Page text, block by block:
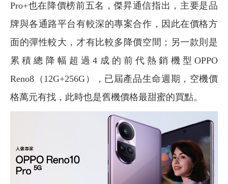
Pro+也在降價榜前五名，傑昇通信指出，主要是品
牌與各通路平台有較深的專案合作，因此在價格方
面的彈性較大，才有比較多降價空間；另一款則是
累積總降幅超過4成的前代熱銷機型OPPO
Reno8（12G+256G），已屆產品生命週期，空機價
格萬元有找，此時也是舊機價格最甜蜜的買點。